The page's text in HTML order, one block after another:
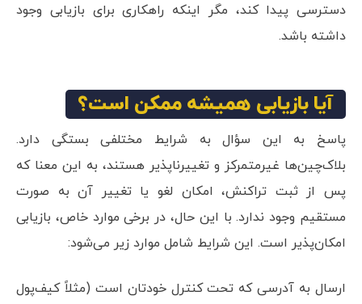
دسترسی پیدا کند، مگر اینکه راهکاری برای بازیابی وجود
داشته باشد.
آیا بازیابی همیشه ممکن است؟
پاسخ به این سؤال به شرایط مختلفی بستگی دارد.
بلاک‌چین‌ها غیرمتمرکز و تغییرناپذیر هستند، به این معنا که
پس از ثبت تراکنش، امکان لغو یا تغییر آن به صورت
مستقیم وجود ندارد. با این حال، در برخی موارد خاص، بازیابی
امکان‌پذیر است. این شرایط شامل موارد زیر می‌شود:
ارسال به آدرسی که تحت کنترل خودتان است (مثلاً کیف‌پول